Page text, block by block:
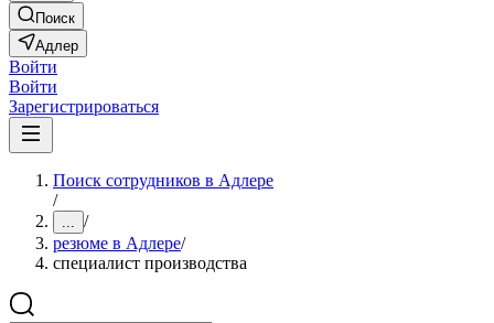
Поиск
Адлер
Войти
Войти
Зарегистрироваться
Поиск сотрудников в Адлере
/
... /
резюме в Адлере/
специалист производства